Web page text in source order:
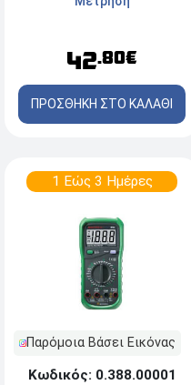
42.80€
ΠΡΟΣΘΗΚΗ ΣΤΟ ΚΑΛΑΘΙ
1 Εώς 3 Ημέρες
Παρόμοια Βάσει Εικόνας
Κωδικός: 0.388.00001